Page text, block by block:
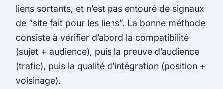
liens sortants, et n’est pas entouré de signaux
de “site fait pour les liens”. La bonne méthode
consiste à vérifier d’abord la compatibilité
(sujet + audience), puis la preuve d’audience
(trafic), puis la qualité d’intégration (position +
voisinage).